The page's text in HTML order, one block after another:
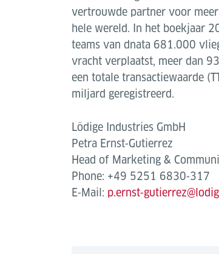
vertrouwde partner voor
hele wereld. In het boekjaar
teams van dnata 681.000
vracht verplaatst, meer dan
een totale transactiewaarde
miljard geregistreerd.
Lödige Industries GmbH
Petra Ernst‐Gutierrez
Head of Marketing &
Phone: +49 5251 6830‐317
E‐Mail: